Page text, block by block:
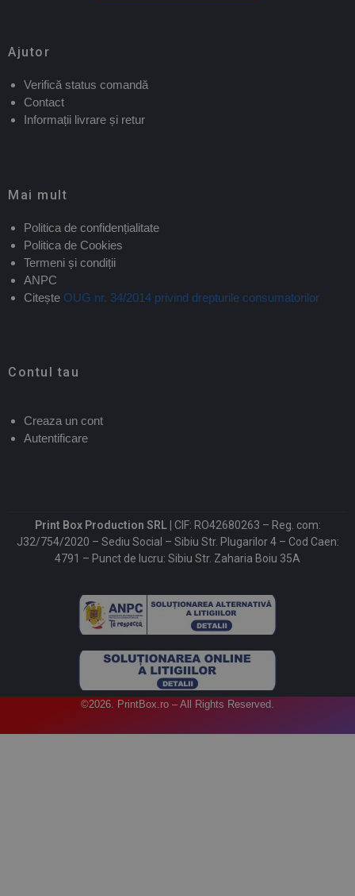
Ajutor
Verifică status comandă
Contact
Informații livrare și retur
Mai mult
Politica de confidențialitate
Politica de Cookies
Termeni și condiții
ANPC
Citește OUG nr. 34/2014 privind drepturile consumatorilor
Contul tau
Creaza un cont
Autentificare
Print Box Production SRL | CIF: RO42680263 – Reg. com:
J32/754/2020 – Sediu Social – Sibiu Str. Plugarilor 4 – Cod Caen:
4791 – Punct de lucru: Sibiu Str. Zaharia Boiu 35A
©2026. PrintBox.ro – All Rights Reserved.